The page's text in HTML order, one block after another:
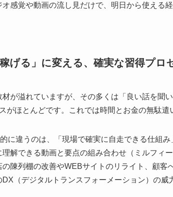
感覚や動画の流し見だけで、明日から使える
げる」に変える、確実な習得プロ
が溢れていますが、その多くは「良い話を聞
がほとんどです。これでは時間とお金の無駄遣
に違うのは、「現場で確実に自走できる仕組
解できる動画と要点の組み合わせ（ミルフィ
陳列棚の改善やWEBサイトのリライト、顧客
（デジタルトランスフォーメーション）の威